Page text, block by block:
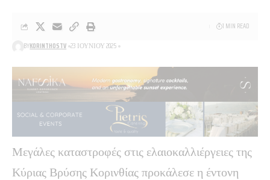
BYKORINTHOSTV 23 ΙΟΥΝΊΟΥ 2025
1 MIN READ
Μεγάλες καταστροφές στις ελαιοκαλλιέργειες της
Κύριας Βρύσης Κορινθίας προκάλεσε η έντονη